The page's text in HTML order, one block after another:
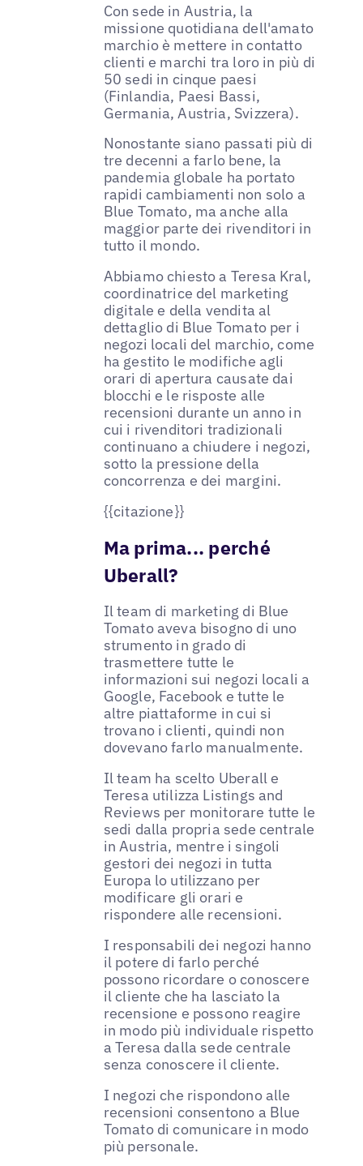
Con sede in Austria, la
missione quotidiana dell'amato
marchio è mettere in contatto
clienti e marchi tra loro in più di
50 sedi in cinque paesi
(Finlandia, Paesi Bassi,
Germania, Austria, Svizzera).
Nonostante siano passati più di
tre decenni a farlo bene, la
pandemia globale ha portato
rapidi cambiamenti non solo a
Blue Tomato, ma anche alla
maggior parte dei rivenditori in
tutto il mondo.
Abbiamo chiesto a Teresa Kral,
coordinatrice del marketing
digitale e della vendita al
dettaglio di Blue Tomato per i
negozi locali del marchio, come
ha gestito le modifiche agli
orari di apertura causate dai
blocchi e le risposte alle
recensioni durante un anno in
cui i rivenditori tradizionali
continuano a chiudere i negozi,
sotto la pressione della
concorrenza e dei margini.
{{citazione}}
Ma prima... perché
Uberall?
Il team di marketing di Blue
Tomato aveva bisogno di uno
strumento in grado di
trasmettere tutte le
informazioni sui negozi locali a
Google, Facebook e tutte le
altre piattaforme in cui si
trovano i clienti, quindi non
dovevano farlo manualmente.
Il team ha scelto Uberall e
Teresa utilizza Listings and
Reviews per monitorare tutte le
sedi dalla propria sede centrale
in Austria, mentre i singoli
gestori dei negozi in tutta
Europa lo utilizzano per
modificare gli orari e
rispondere alle recensioni.
I responsabili dei negozi hanno
il potere di farlo perché
possono ricordare o conoscere
il cliente che ha lasciato la
recensione e possono reagire
in modo più individuale rispetto
a Teresa dalla sede centrale
senza conoscere il cliente.
I negozi che rispondono alle
recensioni consentono a Blue
Tomato di comunicare in modo
più personale.